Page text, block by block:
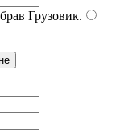
Грузовик.